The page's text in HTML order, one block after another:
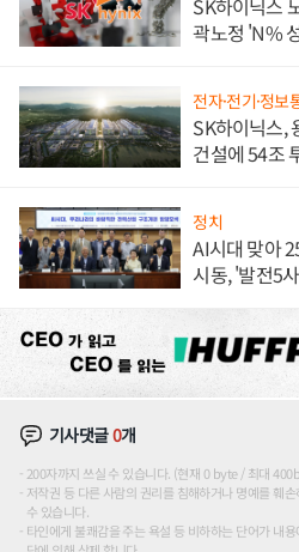
SK하이닉스
곽노정 'N%
전자·전기·정보
SK하이닉스,
건설에 54조
정치
AI시대 맞아
시동, '발전5
기사댓글0개
200자까지 쓰실 수 있습니다. (현재 0 byte / 최대
저작권 등 다른 사람의 권리를 침해하거나 명예를 훼
수 있습니다.
타인에게 불쾌감을 주는 욕설 등 비하하는 단어가 내